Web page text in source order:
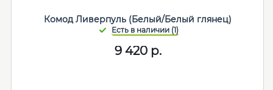
Комод Ливерпуль (Белый/Белый глянец)
9 420р.